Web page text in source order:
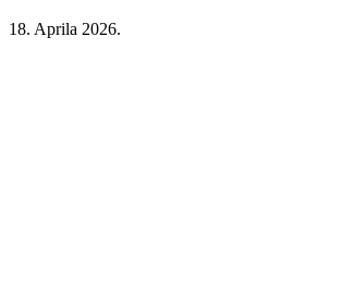
18. Aprila 2026.